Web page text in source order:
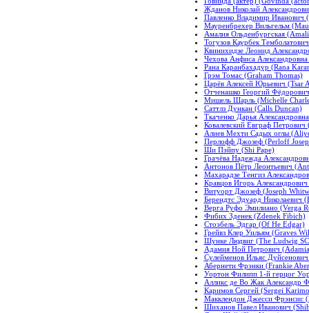
Жданов Николай
Павленко Владимир
Мауренбрехер Вильгельм
Амалия Ольденбургская
Тогузов Каурбек
Квинихидзе Леонид
Чехова Анфиса
Рана Каранбахадур (Rana
Грэм Томас (Graham Thomas)
Царёв Алексей Юрьевич (Tsar
Отченашко Георгий
Мишель Шарль (Michelle
Саттлз Дункан (Calls Duncan)
Ткаченко Дарья
Ковалевский Евграф
Алиев Мехти Садых оглы
Перлофф Джозеф (Perloff
Ши Пэйпу (Shi Pape)
Грачёва Надежда
Антонов Пётр Леонтьевич
Махарадзе Тенгиз
Кравцов Игорь
Витуорт Джозеф (Joseph
Берендтс Эдуард Николаевич
Верга Руфо Эмилиано (Verga
Фибих Зденек (Zdenek Fibich)
Стоэбель Эдгар (Of He Edgar)
Грейвз Клер Уильям (Graves
Шунке Людвиг (The Ludwig
Адамия Ной Петрович
Сулейменов Ильяс
Абернети Фрэнки (Frankie
Уортон Филипп 1-й герцог
Алликс де Во Жак Александр
Каримов Сергей (Sergei
Макклендон Джесси Фрэнсис
Шиханов Павел Иванович